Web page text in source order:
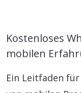
Kostenloses
mobilen
Ein Leitfaden